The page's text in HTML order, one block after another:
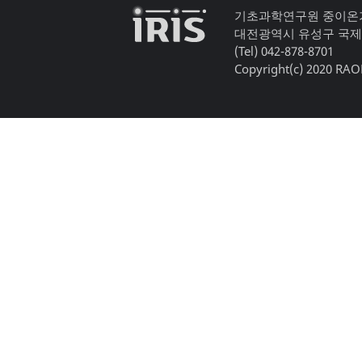
기초과학연구원 중이
대전광역시 유성구 국
(Tel) 042-878-8701
Copyright(c) 2020